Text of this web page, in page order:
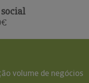
volume de negócios